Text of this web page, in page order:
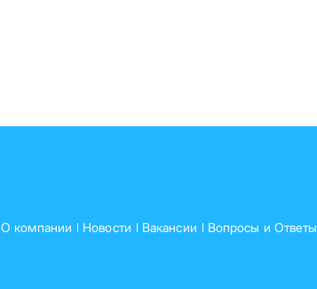
О компании Новости Вакансии Вопросы и Ответы